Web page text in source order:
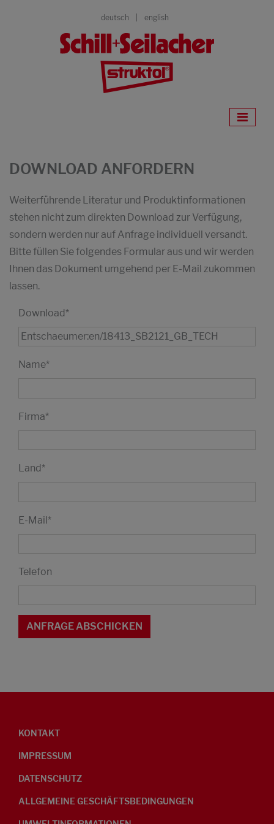
deutsch english
DOWNLOAD ANFORDERN
Weiterführende Literatur und Produktinformationen
stehen nicht zum direkten Download zur Verfügung,
sondern werden nur auf Anfrage individuell versandt.
Bitte füllen Sie folgendes Formular aus und wir werden
Ihnen das Dokument umgehend per E-Mail zukommen
lassen.
Download*
Name*
Firma*
Land*
E-Mail*
Telefon
KONTAKT
IMPRESSUM
DATENSCHUTZ
ALLGEMEINE GESCHÄFTSBEDINGUNGEN